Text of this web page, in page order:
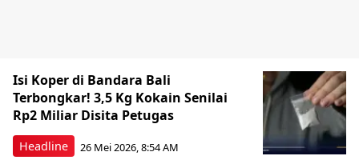
Headline
Isi Koper di Bandara Bali
Terbongkar! 3,5 Kg Kokain Senilai
Rp2 Miliar Disita Petugas
26 Mei 2026, 8:54 AM